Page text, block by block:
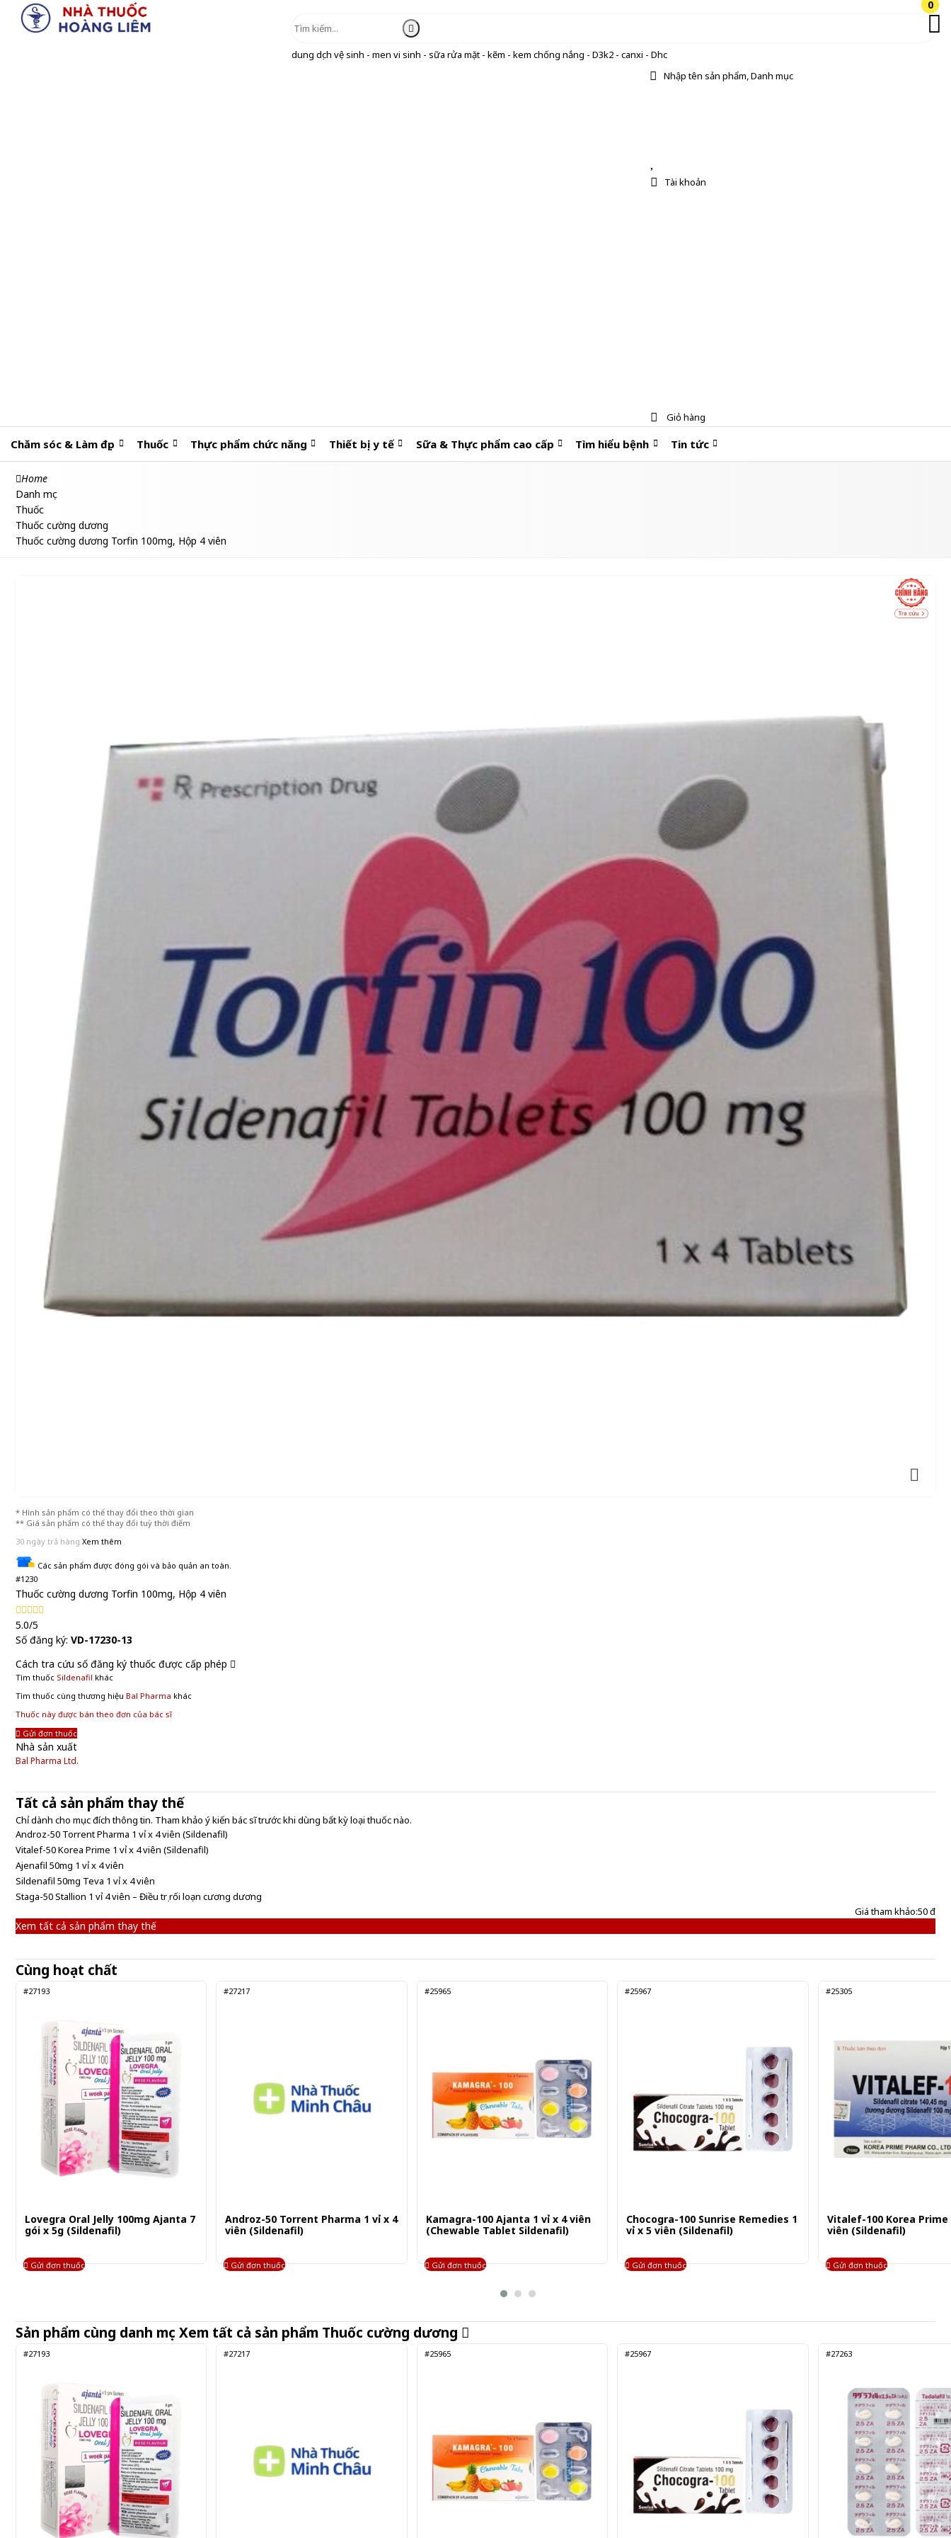
dung dịch vệ sinh - men vi sinh - sữa rửa mặt - kẽm - kem chống nắng - D3k2 - canxi - Dhc
Nhập tên sản phẩm, Danh mục
0
Tài khoản
0
Giỏ hàng
Chăm sóc & Làm đẹp Thuốc Thực phẩm chức năng Thiết bị y tế Sữa & Thực phẩm cao cấp Tìm hiểu bệnh Tin tức
Home
Danh mục
Thuốc
Thuốc cường dương
Thuốc cường dương Torfin 100mg, Hộp 4 viên
* Hình sản phẩm có thể thay đổi theo thời gian
** Giá sản phẩm có thể thay đổi tuỳ thời điểm
30 ngày trả hàng Xem thêm
Các sản phẩm được đóng gói và bảo quản an toàn.
#1230
Thuốc cường dương Torfin 100mg, Hộp 4 viên
5.0/5
Số đăng ký: VD-17230-13
Cách tra cứu số đăng ký thuốc được cấp phép
Tìm thuốc Sildenafil khác
Tìm thuốc cùng thương hiệu Bal Pharma khác
Thuốc này được bán theo đơn của bác sĩ
Gửi đơn thuốc
Nhà sản xuất
Bal Pharma Ltd.
Tất cả sản phẩm thay thế
Chỉ dành cho mục đích thông tin. Tham khảo ý kiến bác sĩ trước khi dùng bất kỳ loại thuốc nào.
Androz-50 Torrent Pharma 1 vỉ x 4 viên (Sildenafil)
Vitalef-50 Korea Prime 1 vỉ x 4 viên (Sildenafil)
Ajenafil 50mg 1 vỉ x 4 viên
Sildenafil 50mg Teva 1 vỉ x 4 viên
Staga-50 Stallion 1 vỉ 4 viên – Điều trị rối loạn cương dương
Giá tham khảo:50 đ
Xem tất cả sản phẩm thay thế
Cùng hoạt chất
#27193
Lovegra Oral Jelly 100mg Ajanta 7
gói x 5g (Sildenafil)
Gửi đơn thuốc
#27217
Androz-50 Torrent Pharma 1 vỉ x 4
viên (Sildenafil)
Gửi đơn thuốc
#25965
Kamagra-100 Ajanta 1 vỉ x 4 viên
(Chewable Tablet Sildenafil)
Gửi đơn thuốc
#25967
Chocogra-100 Sunrise Remedies 1
vỉ x 5 viên (Sildenafil)
Gửi đơn thuốc
#25305
Vitalef-100 Korea Prime
viên (Sildenafil)
Gửi đơn thuốc
Sản phẩm cùng danh mục Xem tất cả sản phẩm Thuốc cường dương
#27193 #27217 #25965 #25967 #27263